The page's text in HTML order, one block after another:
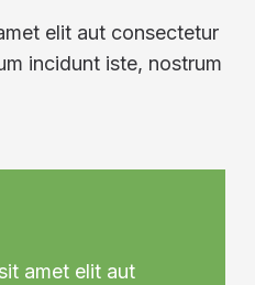
elit aut consectetur
incidunt iste, nostrum
amet elit aut